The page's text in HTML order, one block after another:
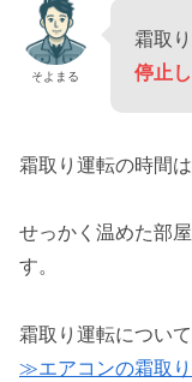
そよまる
霜取
停止
霜取り運転の時間
せっかく温めた部
す。
霜取り運転につい
≫エアコンの霜取